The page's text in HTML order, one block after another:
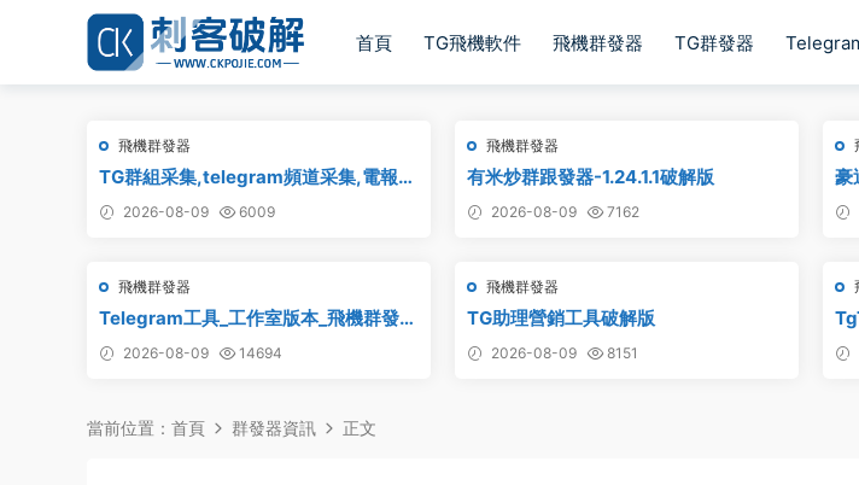
首頁 TG飛機軟件 飛機群發器 TG群發器
飛機群發器
TG群組采集,telegram頻道采集,電報群
鏈接采集,飛機頻道鏈接采集,群組采集,
頻道采集,群鏈接采集,頻道鏈接采集,群
2026-08-09 6009
飛機群發器
有米炒群跟發器-1.24.1.1破解版
2026-08-09 7162
豪
飛機群發器
Telegram工具_工作室版本_飛機群發器
_最新破解版
2026-08-09 14694
飛機群發器
TG助理營銷工具破解版
2026-08-09 8151
版
當前位置： 首頁 群發器資訊 正文